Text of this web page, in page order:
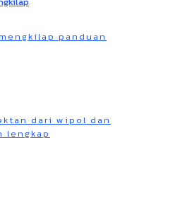
panduan
dari wipol dan
lengkap